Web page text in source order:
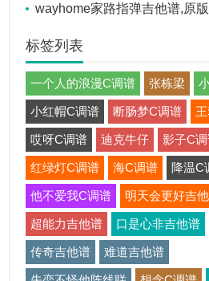
唱教学,音乐之家版六线指弹简
wayhome家路指弹吉他谱,原
简单吉他弹唱教学,中文吉他音乐
指弹简谱图
标签列表
一个人的浪漫C调谱 张栋梁
小红帽C调谱 断肠梦C调谱
哎呀C调谱 迪克牛仔 影子C
红绿灯C调谱 海C调谱 降温C
他不爱我C调谱 明天会更好吉
超能力吉他谱 口是心非吉他谱
传奇吉他谱 难道吉他谱